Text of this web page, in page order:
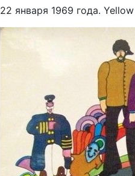
22 января 1969 года.